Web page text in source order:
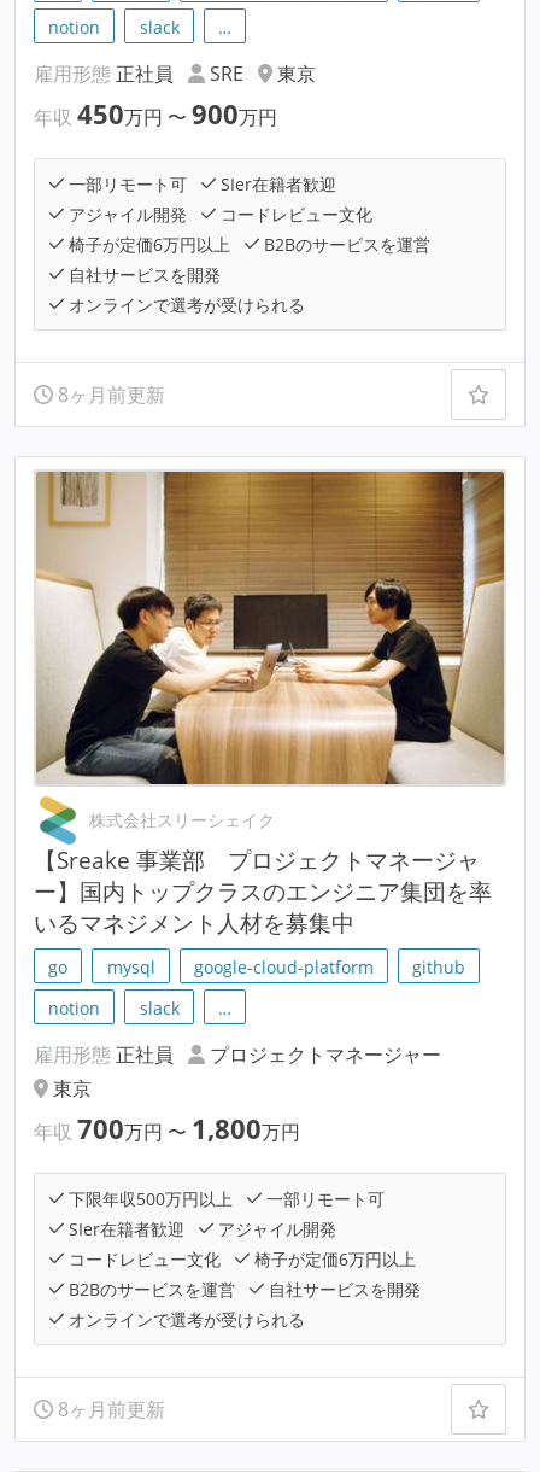
notion
slack …
雇用形態 正社員 SRE
東京
年収 450万円 〜 900万円
一部リモート可
SIer在籍者歓迎
アジャイル開発
コードレビュー文化
椅子が定価6万円以上
B2Bのサービスを運営
自社サービスを開発
オンラインで選考が受けられる
8ヶ月前更新
株式会社スリーシェイク
【Sreake 事業部 プロジェクトマネージャ
ー】国内トップクラスのエンジニア集団を率
いるマネジメント人材を募集中
go mysql google-cloud-platform
github
notion
slack …
雇用形態 正社員
プロジェクトマネージャー
東京
年収 700万円 〜 1,800万円
下限年収500万円以上
一部リモート可
SIer在籍者歓迎
アジャイル開発
コードレビュー文化
椅子が定価6万円以上
B2Bのサービスを運営
自社サービスを開発
オンラインで選考が受けられる
8ヶ月前更新